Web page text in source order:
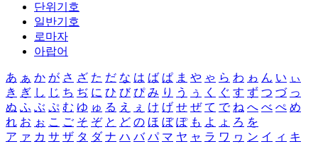
단위기호
일반기호
로마자
아랍어
あ ぁ か が さ ざ た だ な は ば ぱ ま や ゃ ら わ ゎ ん い ぃ
き ぎ し じ ち ぢ に ひ び ぴ み り う ぅ く ぐ す ず つ づ っ
ぬ ふ ぶ ぷ む ゆ ゅ る え ぇ け げ せ ぜ て で ね へ べ ぺ め
れ お ぉ こ ご そ ぞ と ど の ほ ぼ ぽ も よ ょ ろ を
ア ァ カ サ ザ タ ダ ナ ハ バ パ マ ヤ ャ ラ ワ ヮ ン イ ィ キ